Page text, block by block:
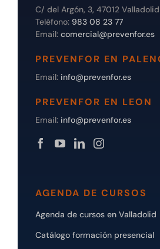
C/ del Argón, 3, 47012 Valladolid
Teléfono: 983 08 23 77
Email: comercial@prevenfor.es
PREVENFOR EN
Email: info@prevenfor.es
PREVENFOR EN LEON
Email: info@prevenfor.es
AGENDA DE CURSOS
Agenda de cursos en Valladolid
Catálogo formación presencial